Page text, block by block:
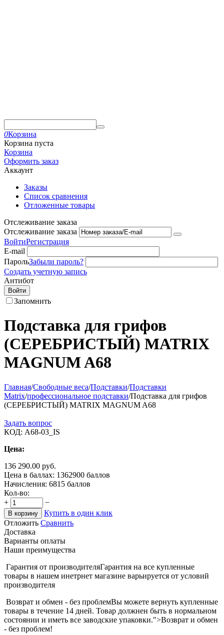
0Корзина
Корзина пуста
Корзина
Оформить заказ
Аккаунт
Заказы
Список сравнения
Отложенные товары
Отслеживание заказа
Отслеживание заказа
ВойтиРегистрация
E-mail
ПарольЗабыли пароль?
Создать учетную запись
Антибот
Войти
Запомнить
Подставка для грифов
(СЕРЕБРИСТЫЙ) MATRIX
MAGNUM A68
Главная/Свободные веса/Подставки/Подставки
Matrix/профессиональное подставки/Подставка для грифов
(СЕРЕБРИСТЫЙ) MATRIX MAGNUM A68
Задать вопрос
КОД: A68-03_IS
Цена:
136 290.00 руб.
Цена в баллах: 1362900 баллов
Начисления: 6815 баллов
Кол-во:
+
−
В корзину
Купить в один клик
Отложить Сравнить
Доставка
Варианты оплаты
Наши преимущества
Гарантия от производителяГарантия на все купленные
товары в нашем инетрнет магазине варьируется от условий
производителя
Возврат и обмен - без проблемВы можете вернуть купленные
товары в течение 14 дней. Товар должнен быть в нормальном
состоянии и иметь все заводские упаковки.">Возврат и обмен
- без проблем!